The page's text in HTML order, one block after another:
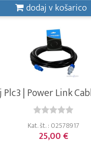
dodaj v košarico
| Power Link
Kat. št. : 02578917
25,00 €